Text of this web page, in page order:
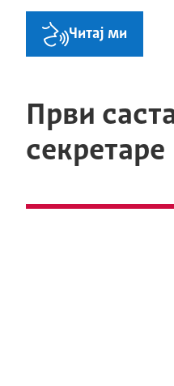
Читај ми
Први
секретаре